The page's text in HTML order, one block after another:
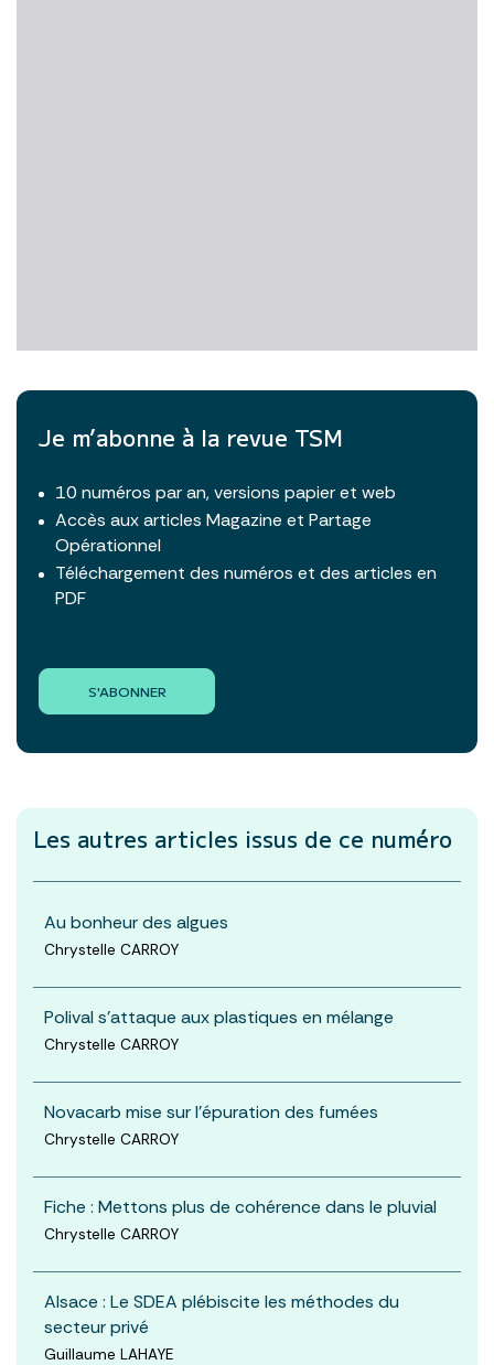
Je m’abonne à la revue TSM
10 numéros par an, versions papier et web
Accès aux articles Magazine et Partage
Opérationnel
Téléchargement des numéros et des articles en
PDF
S'ABONNER
Les autres articles issus de ce numéro
Au bonheur des algues
Chrystelle CARROY
Polival s'attaque aux plastiques en mélange
Chrystelle CARROY
Novacarb mise sur l'épuration des fumées
Chrystelle CARROY
Fiche : Mettons plus de cohérence dans le pluvial
Chrystelle CARROY
Alsace : Le SDEA plébiscite les méthodes du
secteur privé
Guillaume LAHAYE